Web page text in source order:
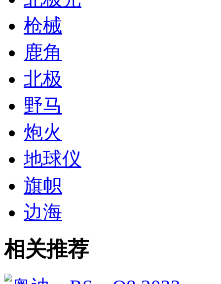
枪械
鹿角
北极
野马
炮火
地球仪
旗帜
边海
相关推荐